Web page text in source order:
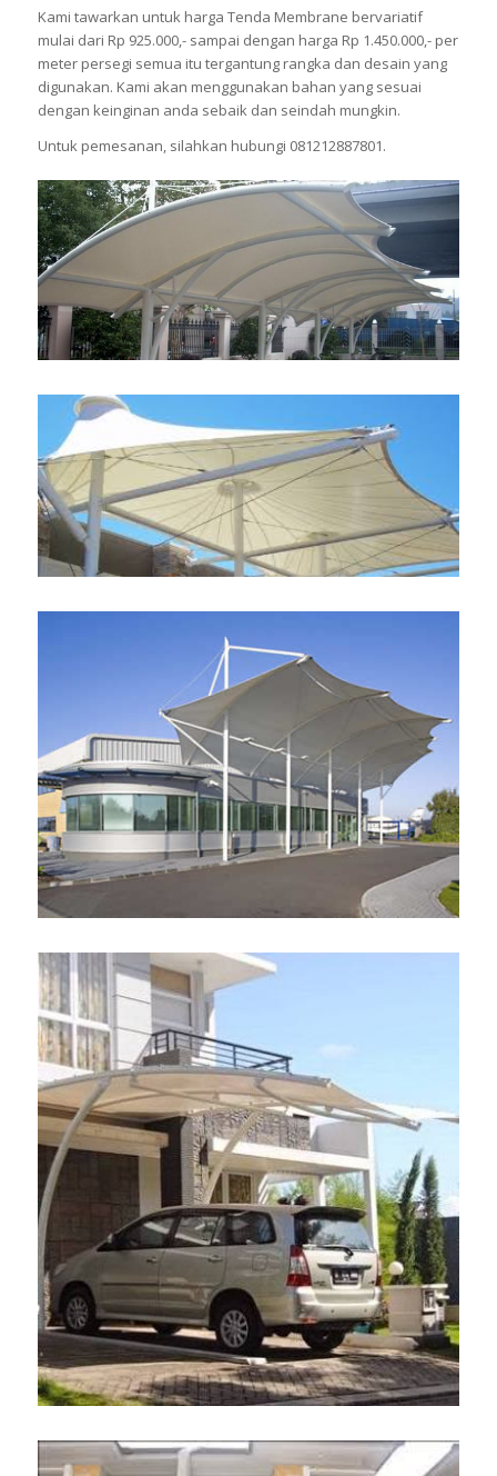
Kami tawarkan untuk harga Tenda Membrane bervariatif
mulai dari Rp 925.000,- sampai dengan harga Rp 1.450.000,- per
meter persegi semua itu tergantung rangka dan desain yang
digunakan. Kami akan menggunakan bahan yang sesuai
dengan keinginan anda sebaik dan seindah mungkin.
Untuk pemesanan, silahkan hubungi 081212887801.